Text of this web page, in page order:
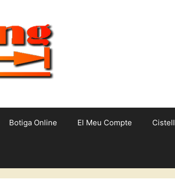
Botiga Online El Meu Compte Cistell